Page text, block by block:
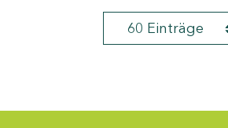
60 Einträge